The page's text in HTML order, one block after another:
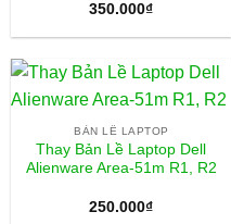
350.000₫
BẢN LỀ LAPTOP
Thay Bản Lề Laptop Dell
Alienware Area-51m R1, R2
250.000₫